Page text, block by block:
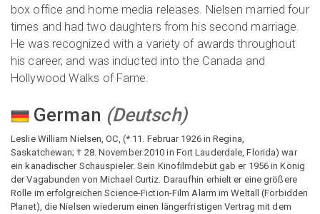
box office and home media releases. Nielsen married four
times and had two daughters from his second marriage.
He was recognized with a variety of awards throughout
his career, and was inducted into the Canada and
Hollywood Walks of Fame.
German (Deutsch)
Leslie William Nielsen, OC, (* 11. Februar 1926 in Regina,
Saskatchewan; † 28. November 2010 in Fort Lauderdale, Florida) war
ein kanadischer Schauspieler. Sein Kinofilmdebüt gab er 1956 in König
der Vagabunden von Michael Curtiz. Daraufhin erhielt er eine größere
Rolle im erfolgreichen Science-Fiction-Film Alarm im Weltall (Forbidden
Planet), die Nielsen wiederum einen längerfristigen Vertrag mit dem